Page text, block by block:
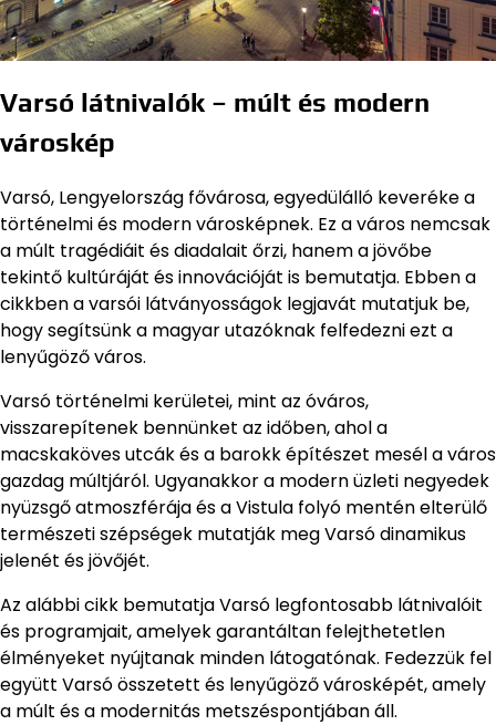
Varsó látnivalók – múlt és modern
városkép
Varsó, Lengyelország fővárosa, egyedülálló keveréke a
történelmi és modern városképnek. Ez a város nemcsak
a múlt tragédiáit és diadalait őrzi, hanem a jövőbe
tekintő kultúráját és innovációját is bemutatja. Ebben a
cikkben a varsói látványosságok legjavát mutatjuk be,
hogy segítsünk a magyar utazóknak felfedezni ezt a
lenyűgöző város.
Varsó történelmi kerületei, mint az óváros,
visszarepítenek bennünket az időben, ahol a
macskaköves utcák és a barokk építészet mesél a város
gazdag múltjáról. Ugyanakkor a modern üzleti negyedek
nyüzsgő atmoszférája és a Vistula folyó mentén elterülő
természeti szépségek mutatják meg Varsó dinamikus
jelenét és jövőjét.
Az alábbi cikk bemutatja Varsó legfontosabb látnivalóit
és programjait, amelyek garantáltan felejthetetlen
élményeket nyújtanak minden látogatónak. Fedezzük fel
együtt Varsó összetett és lenyűgöző városképét, amely
a múlt és a modernitás metszéspontjában áll.